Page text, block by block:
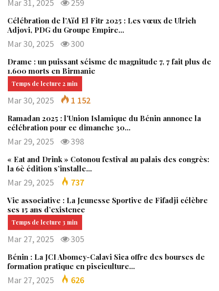
Mar 31, 2025 259
Célébration de l’Aïd El Fitr 2025 : Les vœux de Ulrich
Adjovi, PDG du Groupe Empire…
Mar 30, 2025 300
Drame : un puissant séisme de magnitude 7, 7 fait plus de
1.600 morts en Birmanie
Mar 30, 2025 1 152
Ramadan 2025 : l’Union Islamique du Bénin annonce la
célébration pour ce dimanche 30…
Mar 29, 2025 398
« Eat and Drink » Cotonou festival au palais des congrès:
la 6è édition s’installe…
Mar 29, 2025 737
Vie associative : La Jeunesse Sportive de Fifadji célèbre
ses 15 ans d’existence
Mar 27, 2025 305
Bénin : La JCI Abomey-Calavi Sica offre des bourses de
formation pratique en pisciculture…
Mar 27, 2025 626